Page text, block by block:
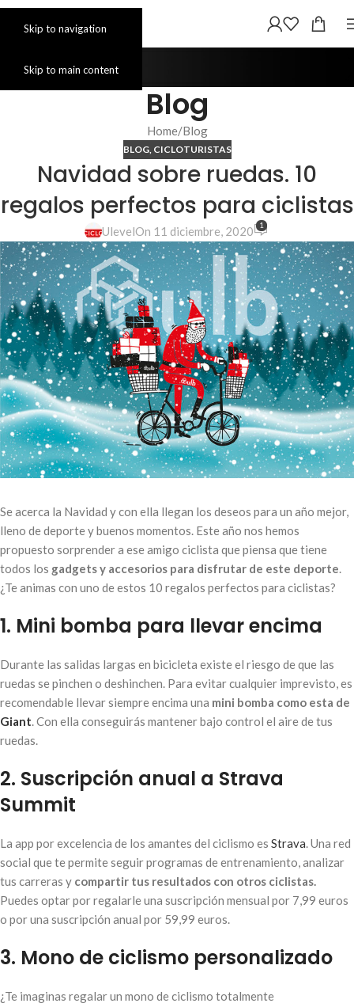
Skip to navigation
Skip to main content
Blog
Home Blog
BLOG, CICLOTURISTAS
Navidad sobre ruedas. 10
regalos perfectos para ciclistas
UlevelOn 11 diciembre, 2020 1
Se acerca la Navidad y con ella llegan los deseos para un año mejor,
lleno de deporte y buenos momentos. Este año nos hemos
propuesto sorprender a ese amigo ciclista que piensa que tiene
todos los gadgets y accesorios para disfrutar de este deporte.
¿Te animas con uno de estos 10 regalos perfectos para ciclistas?
1. Mini bomba para llevar encima
Durante las salidas largas en bicicleta existe el riesgo de que las
ruedas se pinchen o deshinchen. Para evitar cualquier imprevisto, es
recomendable llevar siempre encima una mini bomba como esta de
Giant. Con ella conseguirás mantener bajo control el aire de tus
ruedas.
2. Suscripción anual a Strava
Summit
La app por excelencia de los amantes del ciclismo es Strava. Una red
social que te permite seguir programas de entrenamiento, analizar
tus carreras y compartir tus resultados con otros ciclistas.
Puedes optar por regalarle una suscripción mensual por 7,99 euros
o por una suscripción anual por 59,99 euros.
3. Mono de ciclismo personalizado
¿Te imaginas regalar un mono de ciclismo totalmente